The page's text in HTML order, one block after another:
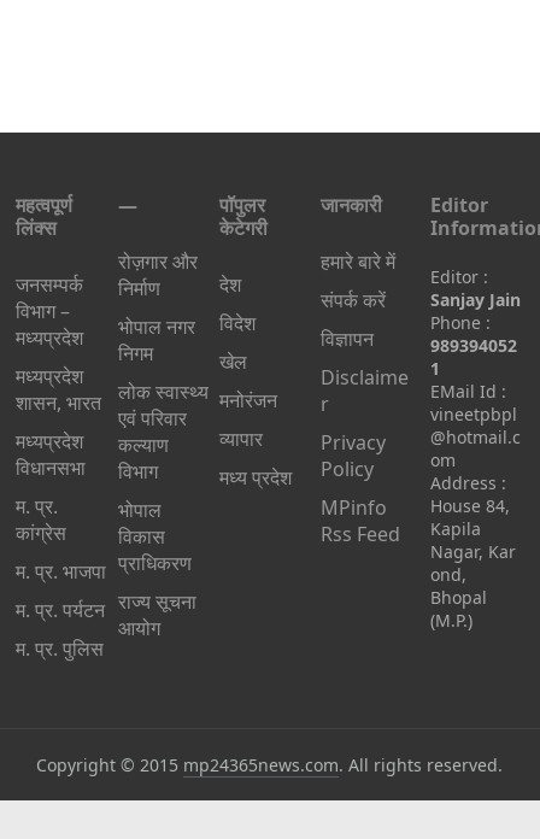
महत्वपूर्ण
लिंक्स
जनसम्पर्क
विभाग –
मध्यप्रदेश
मध्यप्रदेश
शासन, भारत
मध्‍यप्रदेश
विधानसभा
म. प्र.
कांग्रेस
म. प्र. भाजपा
म. प्र. पर्यटन
म. प्र. पुलिस
—
रोज़गार और
निर्माण
भोपाल नगर
निगम
लोक स्वास्थ्य
एवं परिवार
कल्याण
विभाग
भोपाल
विकास
प्राधिकरण
राज्य सूचना
आयोग
पॉपुलर
केटेगरी
देश
विदेश
खेल
मनोरंजन
व्यापार
मध्य प्रदेश
जानकारी
हमारे बारे में
संपर्क करें
विज्ञापन
Disclaime
r
Privacy
Policy
MPinfo
Rss Feed
Editor
Editor :
Sanjay Jain
Phone :
989394052
1
EMail Id :
vineetpbpl
@hotmail.c
om
Address :
House 84,
Kapila
Nagar, Kar
ond,
Bhopal
(M.P.)
Copyright © 2015 mp24365news.com. All rights reserved.